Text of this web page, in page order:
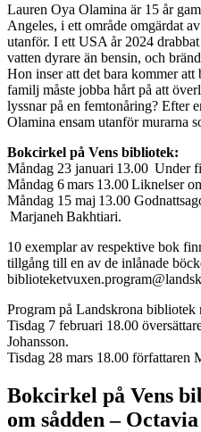
Lauren Oya Olamina är 15 år
Angeles, i ett område omgärdat
utanför. I ett USA år 2024
vatten dyrare än bensin, och
Hon inser att det bara kommer
familj måste jobba hårt på att
lyssnar på en femtonåring? Efter
Olamina ensam utanför murarna
Bokcirkel på Vens bibliotek:
Måndag 23 januari 13.00 Under
Måndag 6 mars 13.00 Liknelser
Måndag 15 maj 13.00
Marjaneh Bakhtiari.
10 exemplar av respektive bok
tillgång till en av de inlånade
Program på Landskrona
Tisdag 7 februari 18.00
Johansson.
Tisdag 28 mars 18.00 författaren
Bokcirkel på Vens
om sådden –